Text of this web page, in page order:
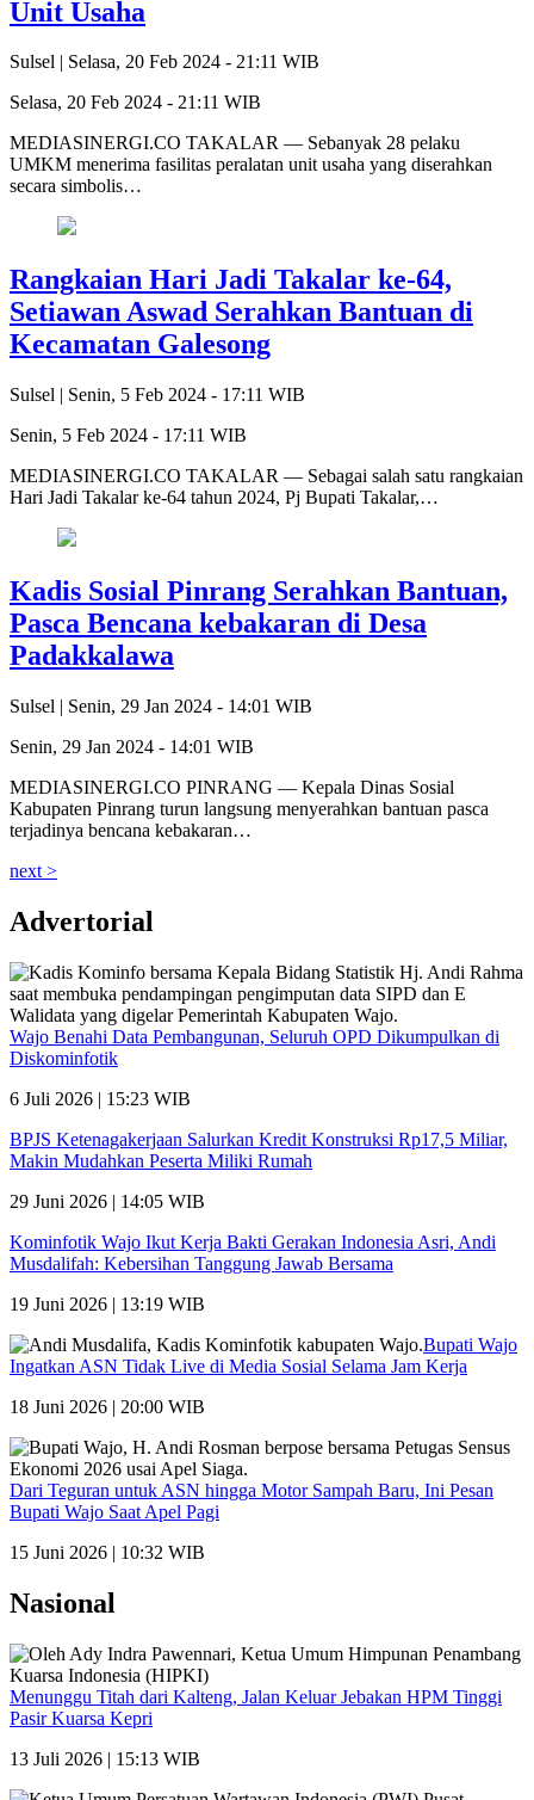
Unit Usaha
Sulsel | Selasa, 20 Feb 2024 - 21:11 WIB
Selasa, 20 Feb 2024 - 21:11 WIB
MEDIASINERGI.CO TAKALAR — Sebanyak 28 pelaku
UMKM menerima fasilitas peralatan unit usaha yang diserahkan
secara simbolis…
Rangkaian Hari Jadi Takalar ke-64,
Setiawan Aswad Serahkan Bantuan di
Kecamatan Galesong
Sulsel | Senin, 5 Feb 2024 - 17:11 WIB
Senin, 5 Feb 2024 - 17:11 WIB
MEDIASINERGI.CO TAKALAR — Sebagai salah satu rangkaian
Hari Jadi Takalar ke-64 tahun 2024, Pj Bupati Takalar,…
Kadis Sosial Pinrang Serahkan Bantuan,
Pasca Bencana kebakaran di Desa
Padakkalawa
Sulsel | Senin, 29 Jan 2024 - 14:01 WIB
Senin, 29 Jan 2024 - 14:01 WIB
MEDIASINERGI.CO PINRANG — Kepala Dinas Sosial
Kabupaten Pinrang turun langsung menyerahkan bantuan pasca
terjadinya bencana kebakaran…
next >
Advertorial
Wajo Benahi Data Pembangunan, Seluruh OPD Dikumpulkan di
Diskominfotik
6 Juli 2026 | 15:23 WIB
BPJS Ketenagakerjaan Salurkan Kredit Konstruksi Rp17,5 Miliar,
Makin Mudahkan Peserta Miliki Rumah
29 Juni 2026 | 14:05 WIB
Kominfotik Wajo Ikut Kerja Bakti Gerakan Indonesia Asri, Andi
Musdalifah: Kebersihan Tanggung Jawab Bersama
19 Juni 2026 | 13:19 WIB
Bupati Wajo
Ingatkan ASN Tidak Live di Media Sosial Selama Jam Kerja
18 Juni 2026 | 20:00 WIB
Dari Teguran untuk ASN hingga Motor Sampah Baru, Ini Pesan
Bupati Wajo Saat Apel Pagi
15 Juni 2026 | 10:32 WIB
Nasional
Menunggu Titah dari Kalteng, Jalan Keluar Jebakan HPM Tinggi
Pasir Kuarsa Kepri
13 Juli 2026 | 15:13 WIB